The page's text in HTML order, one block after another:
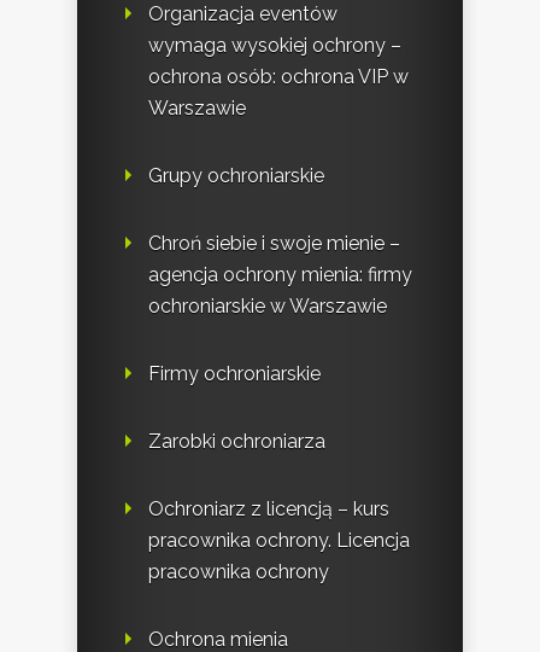
Organizacja eventów
wymaga wysokiej ochrony –
ochrona osób: ochrona VIP w
Warszawie
Grupy ochroniarskie
Chroń siebie i swoje mienie –
agencja ochrony mienia: firmy
ochroniarskie w Warszawie
Firmy ochroniarskie
Zarobki ochroniarza
Ochroniarz z licencją – kurs
pracownika ochrony. Licencja
pracownika ochrony
Ochrona mienia